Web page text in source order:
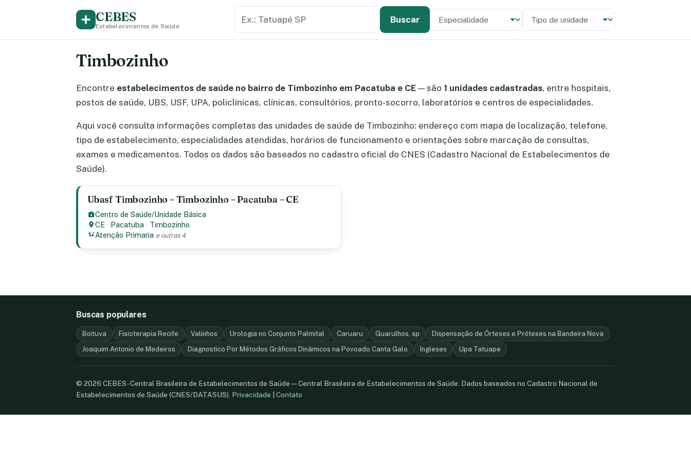
CEBES
Estabelecimentos de Saúde
Buscar Especialidade
Tipo de unidade
Timbozinho
Encontre estabelecimentos de saúde no bairro de Timbozinho em Pacatuba e CE — são 1 unidades cadastradas, entre hospitais,
postos de saúde, UBS, USF, UPA, policlínicas, clínicas, consultórios, pronto-socorro, laboratórios e centros de especialidades.
Aqui você consulta informações completas das unidades de saúde de Timbozinho: endereço com mapa de localização, telefone,
tipo de estabelecimento, especialidades atendidas, horários de funcionamento e orientações sobre marcação de consultas,
exames e medicamentos. Todos os dados são baseados no cadastro oficial do CNES (Cadastro Nacional de Estabelecimentos de
Saúde).
Ubasf Timbozinho – Timbozinho – Pacatuba – CE
Centro de Saúde/Unidade Básica
CE · Pacatuba · Timbozinho
Atenção Primaria e outras 4
Buscas populares
Boituva Fisioterapia Recife Valinhos Urologia no Conjunto Palmital Caruaru Guarulhos, sp
Dispensação de Órteses e Próteses na Bandeira Nova
Joaquim Antonio de Medeiros
Diagnostico Por Métodos Gráficos Dinâmicos na Povoado Canta Galo Ingleses Upa Tatuape
© 2026 CEBES - Central Brasileira de Estabelecimentos de Saúde — Central Brasileira de Estabelecimentos de Saúde. Dados baseados no Cadastro Nacional de
Estabelecimentos de Saúde (CNES/DATASUS). Privacidade Contato